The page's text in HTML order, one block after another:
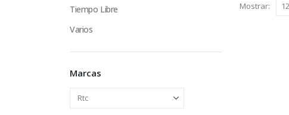
Mostrar:
Tiempo Libre
Varios
Marcas